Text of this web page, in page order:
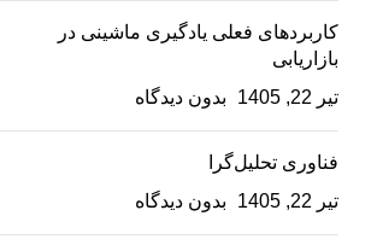
کاربردهای فعلی یادگیری ماشینی در
بازاریابی
تیر 22, 1405
بدون دیدگاه
فناوری تحلیل‌گرا
تیر 22, 1405
بدون دیدگاه